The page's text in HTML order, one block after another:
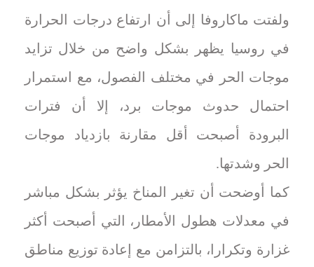
ولفتت ماكاروفا إلى أن ارتفاع درجات الحرارة
في روسيا يظهر بشكل واضح من خلال تزايد
موجات الحر في مختلف الفصول، مع استمرار
احتمال حدوث موجات برد، إلا أن فترات
البرودة أصبحت أقل مقارنة بازدياد موجات
الحر وشدتها.
كما أوضحت أن تغير المناخ يؤثر بشكل مباشر
في معدلات هطول الأمطار، التي أصبحت أكثر
غزارة وتكرارا، بالتزامن مع إعادة توزيع مناطق